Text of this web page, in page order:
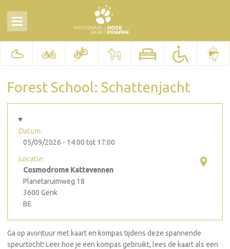
Forest School: Schattenjacht
Datum:
05/09/2026 - 14:00 tot 17:00
Locatie:
Cosmodrome Kattevennen
Planetaruimweg 18
3600 Genk
BE
Ga op avontuur met kaart en kompas tijdens deze spannende
speurtocht! Leer hoe je een kompas gebruikt, lees de kaart als een